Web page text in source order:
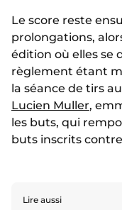
Le score reste
prolongations,
édition où elles se
règlement étant
la séance de tirs
Lucien Muller,
les buts, qui
buts inscrits
Lire aussi